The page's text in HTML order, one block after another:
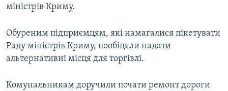
міністрів Криму.
Обуреним підприємцям, які намагалися пікетувати
Раду міністрів Криму, пообіцяли надати
альтернативні місця для торгівлі.
Комунальникам доручили почати ремонт дороги